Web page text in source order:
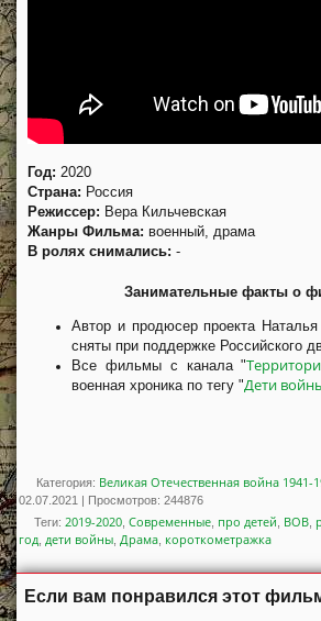
Год: 2020
Страна: Россия
Режиссер: Вера Кильчевская
Жанры Фильма: военный, драма
В ролях снимались: -
Занимательные факты о
Автор и продюсер проекта
сняты при поддержке Российского
Все фильмы с канала "
военная хроника по тегу "Дети
Категория: Великая Отечественная война 1941-
02.07.2021 | Просмотров: 244876
Теги: 2019-2020 ,Современные про детей ВОВ
год дети войны Драма короткометражка
Если вам понравился этот